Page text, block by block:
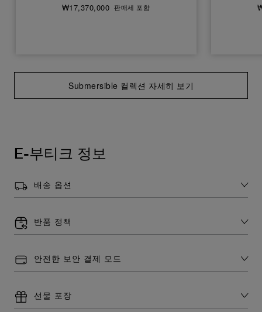
₩17,370,000 판매세 포함
Submersible 컬렉션 자세히 보기
E-부티크 정보
배송 옵션
반품 정책
안전한 보안 결제 모드
선물 포장